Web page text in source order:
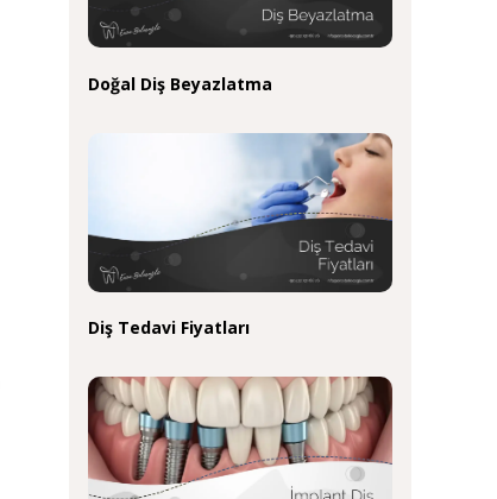
Doğal Diş Beyazlatma
Diş Tedavi Fiyatları